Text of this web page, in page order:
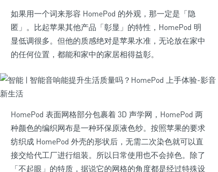
如果用一个词来形容 HomePod 的外观，那一定是「隐
匿」。比起苹果其他产品「彰显」的特性，HomePod 明
显低调很多。但他的质感绝对是苹果水准，无论放在家中
的任何位置，都能和家中的家居相得益彰。
HomePod 表面网格部分包裹着 3D 声学网，HomePod 两
种颜色的编织网布是一种环保原液色纱。按照苹果的要求
纺织成 HomePod 外壳的形状后，无需二次染色就可以直
接交给代工厂进行组装。所以日常使用也不会掉色。除了
「不起眼」的特质，据说它的网格的角度都是经过特殊设